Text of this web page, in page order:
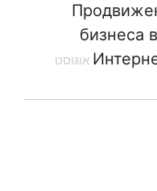
бизнеса
8 אוגוסט